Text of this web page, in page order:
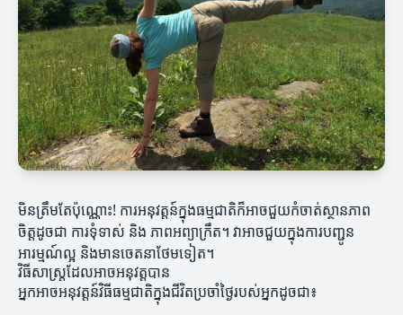
មិនត្រឹមតែប៉ុណ្ណោះ! ការអនុវត្តន៍ក្នុងធម្មជាតិក៏អាចជួយកំចាត់ស្ថានភាព
ចិត្តដូចជា ការទុំទាស់ និង ភាពអព្យាក្រឹត។ វាអាចជួយក្នុងការបញ្ជូន
អារម្មណ៍ល្អ និងមានចេតនាថែមទៀត។
វិធីសាស្រ្តដែលអាចអនុវត្តបាន
អ្នកអាចអនុវត្តន៍វិធីធម្មជាតិក្នុងជីវិតប្រចាំថ្ងៃរបស់អ្នកដូចជា៖